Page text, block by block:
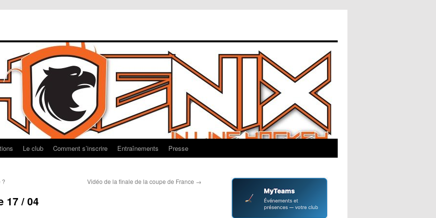
Le club Comment s’inscrire Entraînements Presse
? Vidéo de la finale de la coupe de France →
17 / 04